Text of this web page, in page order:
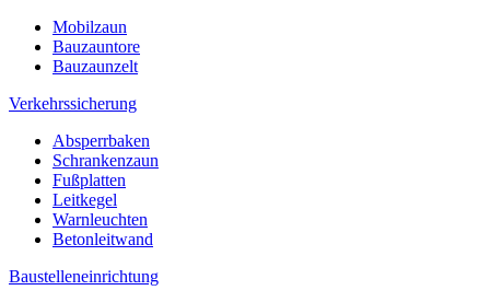
Mobilzaun
Bauzauntore
Bauzaunzelt
Verkehrssicherung
Absperrbaken
Schrankenzaun
Fußplatten
Leitkegel
Warnleuchten
Betonleitwand
Baustelleneinrichtung